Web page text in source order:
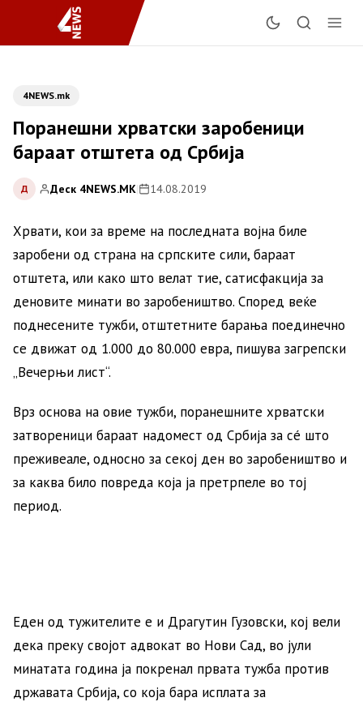
4NEWS.mk
Поранешни хрватски заробеници
бараат отштета од Србија
Д Деск 4NEWS.MK| 14.08.2019
Хрвати, кои за време на последната војна биле
заробени од страна на српските сили, бараат
отштета, или како што велат тие, сатисфакција за
деновите минати во заробеништво. Според веќе
поднесените тужби, отштетните барања поединечно
се движат од 1.000 до 80.000 евра, пишува загрепски
„Вечерњи лист“.
Врз основа на овие тужби, поранешните хрватски
затвореници бараат надомест од Србија за сé што
преживеале, односно за секој ден во заробеништво и
за каква било повреда која ја претрпеле во тој
период.
Еден од тужителите е и Драгутин Гузовски, кој вели
дека преку својот адвокат во Нови Сад, во јули
минатата година ја покренал првата тужба против
државата Србија, со која бара исплата за